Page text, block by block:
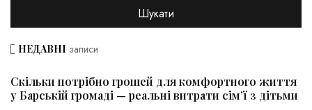
НЕДАВНІ записи
Скільки потрібно грошей для комфортного життя
у Барській громаді — реальні витрати сім’ї з дітьми